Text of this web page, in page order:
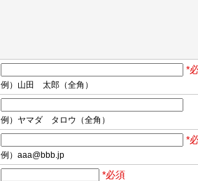
*
例）山田 太郎（全角）
例）ヤマダ タロウ（全角）
*
例）aaa@bbb.jp
*必須